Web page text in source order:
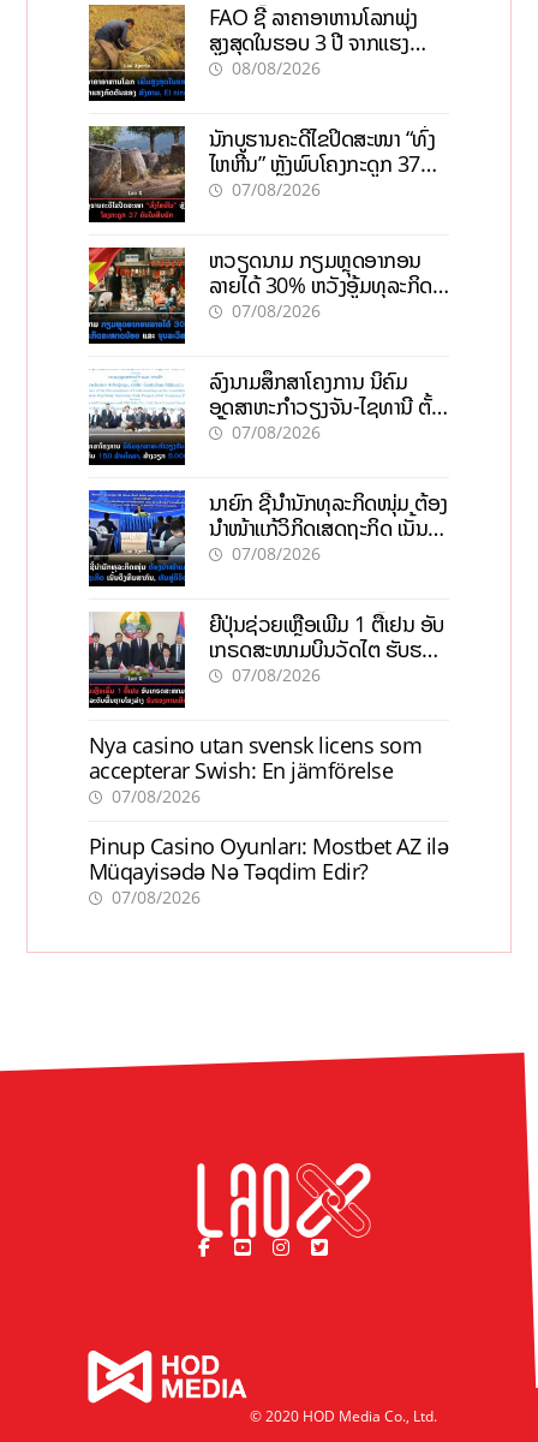
FAO ຊີ້ ລາຄາອາຫານໂລກພຸ່ງ
ສູງສຸດໃນຮອບ 3 ປີ ຈາກແຮງ
ກົດດັນຂອງສົງຄາມ, El nino
08/08/2026
ນັກບູຮານຄະດີໄຂປິດສະໜາ “ທົ່ງ
ໄຫຫີນ” ຫຼັງພົບໂຄງກະດູກ 37
ຄົນໃນຫີນຍັກ
07/08/2026
ຫວຽດນາມ ກຽມຫຼຸດອາກອນ
ລາຍໄດ້ 30% ຫວັງອູ້ມທຸລະກິດ
ຂະໜາດນ້ອຍ ແລະ ຈຸນລະ
07/08/2026
ລົງນາມສຶກສາໂຄງການ ນິຄົມ
ອຸດສາຫະກຳວຽງຈັນ-ໄຊທານີ ຕັ້ງ
ເປົ້າດຶງທຶນ 150 ລ້ານໂດລາ, ສ້າງ
07/08/2026
ນາຍົກ ຊີ້ນຳນັກທຸລະກິດໜຸ່ມ ຕ້ອງ
ນຳໜ້າແກ້ວິກິດເສດຖະກິດ ເນັ້ນດຶງ
ທຶນສາກົນ, ຫັນສູ່ດິຈິຕອນ
07/08/2026
ຍີ່ປຸ່ນຊ່ວຍເຫຼືອເພີ່ມ 1 ຕື້ເຢນ ອັບ
ເກຣດສະໜາມບິນວັດໄຕ ຮັບຮອງ
ການເຕີບໂຕ
07/08/2026
Nya casino utan svensk licens som
accepterar Swish: En jämförelse
07/08/2026
Pinup Casino Oyunları: Mostbet AZ ilə
Müqayisədə Nə Təqdim Edir?
07/08/2026
© 2020 HOD Media Co., Ltd.